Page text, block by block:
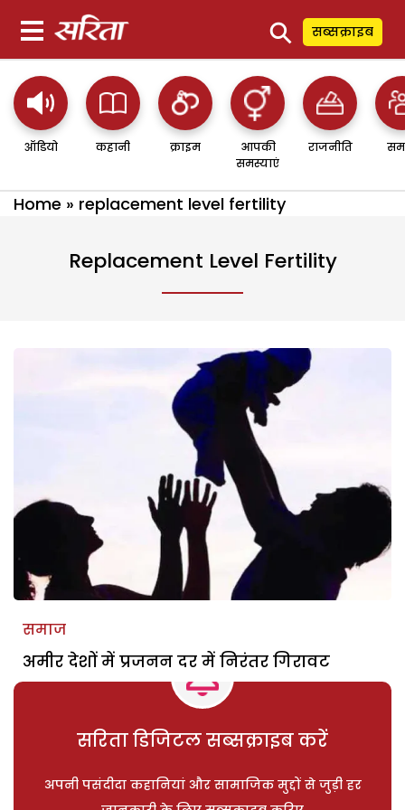
⚲ सब्सक्राइब
ऑडियो कहानी क्राइम
आपकी
समस्याएं
राजनीति
Home » replacement level fertility
Replacement Level Fertility
समाज
अमीर देशों में प्रजनन दर में निरंतर गिरावट
सरिता डिजिटल सब्सक्राइब करें
अपनी पसंदीदा कहानियां और सामाजिक मुद्दों से जुड़ी हर